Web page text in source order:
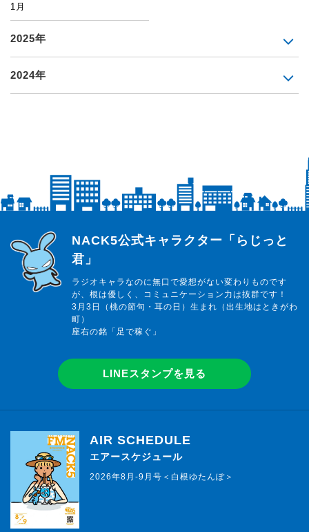
1月
2025年
2024年
らじっと君
NACK5公式キャラクター「らじっと
君」
ラジオキャラなのに無口で愛想がない変わりものです
が、根は優しく、コミュニケーション力は抜群です！
3月3日（桃の節句・耳の日）生まれ（出生地はときがわ
町）
座右の銘「足で稼ぐ」
LINEスタンプを見る
AIR SCHEDULE
エアースケジュール
2026年8月-9月号＜白根ゆたんぽ＞